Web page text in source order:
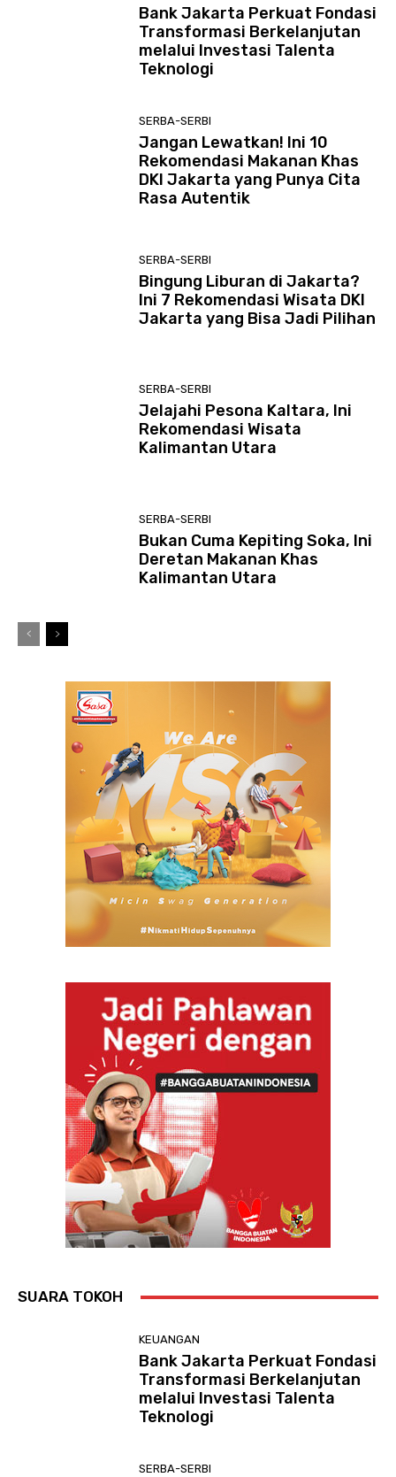
Bank Jakarta Perkuat Fondasi
Transformasi Berkelanjutan
melalui Investasi Talenta
Teknologi
SERBA-SERBI
Jangan Lewatkan! Ini 10
Rekomendasi Makanan Khas
DKI Jakarta yang Punya Cita
Rasa Autentik
SERBA-SERBI
Bingung Liburan di Jakarta?
Ini 7 Rekomendasi Wisata DKI
Jakarta yang Bisa Jadi Pilihan
SERBA-SERBI
Jelajahi Pesona Kaltara, Ini
Rekomendasi Wisata
Kalimantan Utara
SERBA-SERBI
Bukan Cuma Kepiting Soka, Ini
Deretan Makanan Khas
Kalimantan Utara
SUARA TOKOH
KEUANGAN
Bank Jakarta Perkuat Fondasi
Transformasi Berkelanjutan
melalui Investasi Talenta
Teknologi
SERBA-SERBI